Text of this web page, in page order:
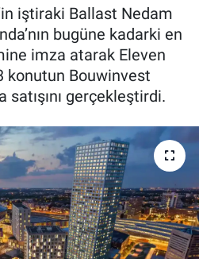
iştiraki Ballast Nedam
bugüne kadarki en
imza atarak Eleven
konutun Bouwinvest
satışını gerçekleştirdi.